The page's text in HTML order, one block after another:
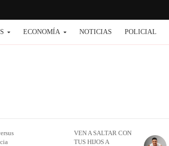
ECONOMÍA NOTICIAS POLICIAL
VEN A SALTAR CON
TUS HIJOS A